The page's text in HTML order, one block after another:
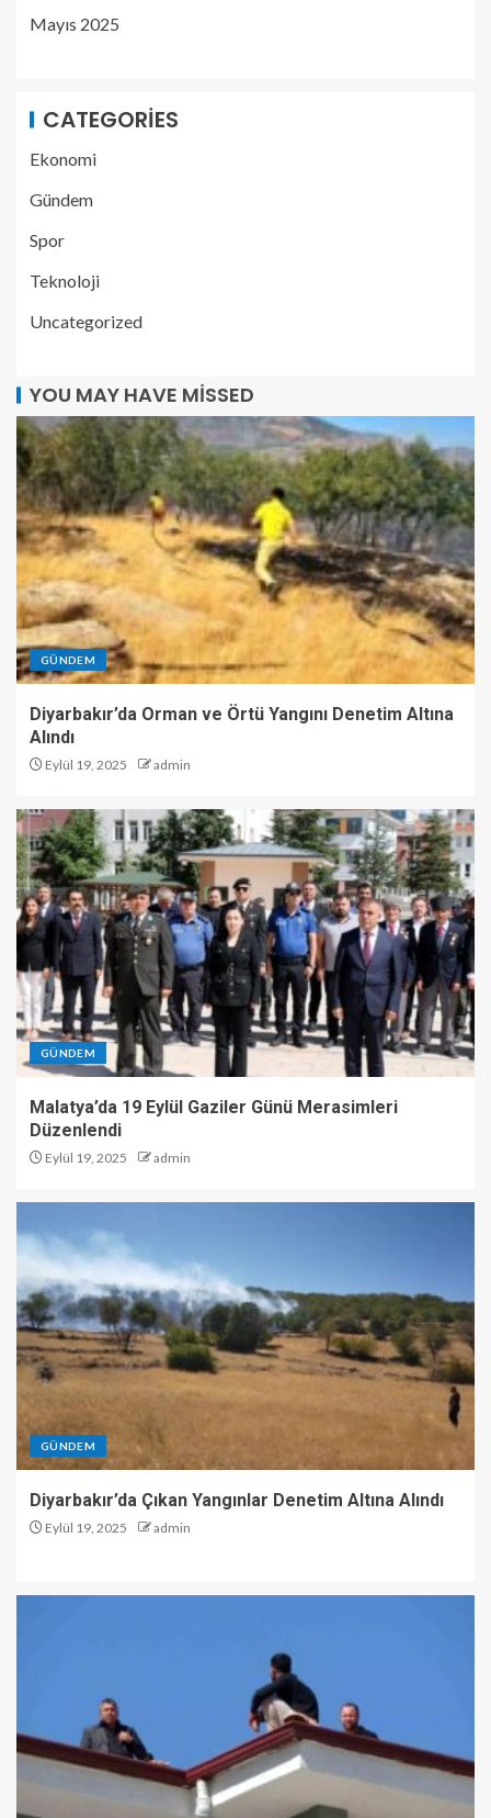
Mayıs 2025
CATEGORIES
Ekonomi
Gündem
Spor
Teknoloji
Uncategorized
YOU MAY HAVE MISSED
GÜNDEM
Diyarbakır’da Orman ve Örtü Yangını Denetim Altına
Alındı
Eylül 19, 2025 admin
GÜNDEM
Malatya’da 19 Eylül Gaziler Günü Merasimleri
Düzenlendi
Eylül 19, 2025 admin
GÜNDEM
Diyarbakır’da Çıkan Yangınlar Denetim Altına Alındı
Eylül 19, 2025 admin